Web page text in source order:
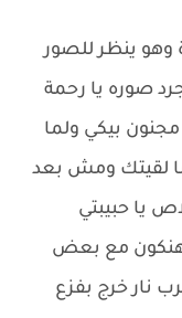
وهو ينظر للصور
صوره يا رحمة
بيكي ولما
لقيتك ومش بعد
يا حبيبتي
مع بعض
خرج بفزع